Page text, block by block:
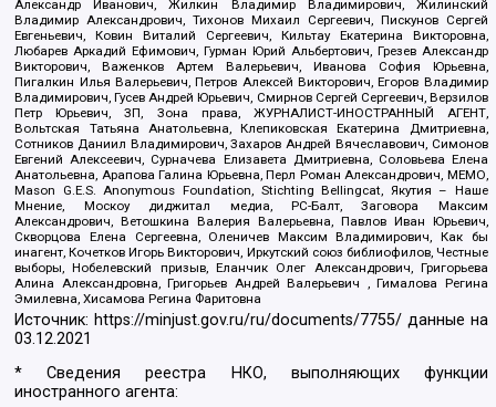
Александр Иванович, Жилкин Владимир Владимирович, Жилинский
Владимир Александрович, Тихонов Михаил Сергеевич, Пискунов Сергей
Евгеньевич, Ковин Виталий Сергеевич, Кильтау Екатерина Викторовна,
Любарев Аркадий Ефимович, Гурман Юрий Альбертович, Грезев Александр
Викторович, Важенков Артем Валерьевич, Иванова София Юрьевна,
Пигалкин Илья Валерьевич, Петров Алексей Викторович, Егоров Владимир
Владимирович, Гусев Андрей Юрьевич, Смирнов Сергей Сергеевич, Верзилов
Петр Юрьевич, ЗП, Зона права, ЖУРНАЛИСТ-ИНОСТРАННЫЙ АГЕНТ,
Вольтская Татьяна Анатольевна, Клепиковская Екатерина Дмитриевна,
Сотников Даниил Владимирович, Захаров Андрей Вячеславович, Симонов
Евгений Алексеевич, Сурначева Елизавета Дмитриевна, Соловьева Елена
Анатольевна, Арапова Галина Юрьевна, Перл Роман Александрович, МЕМО,
Mason G.E.S. Anonymous Foundation, Stichting Bellingcat, Якутия – Наше
Мнение, Москоу диджитал медиа, РС-Балт, Заговора Максим
Александрович, Ветошкина Валерия Валерьевна, Павлов Иван Юрьевич,
Скворцова Елена Сергеевна, Оленичев Максим Владимирович, Как бы
инагент, Кочетков Игорь Викторович, Иркутский союз библиофилов, Честные
выборы, Нобелевский призыв, Еланчик Олег Александрович, Григорьева
Алина Александровна, Григорьев Андрей Валерьевич , Гималова Регина
Эмилевна, Хисамова Регина Фаритовна
Источник: https://minjust.gov.ru/ru/documents/7755/ данные на
03.12.2021
* Сведения реестра НКО, выполняющих функции
иностранного агента: